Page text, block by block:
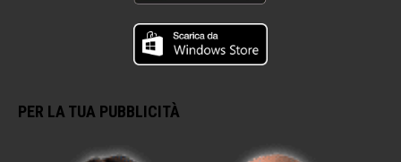
PER LA TUA PUBBLICITÀ